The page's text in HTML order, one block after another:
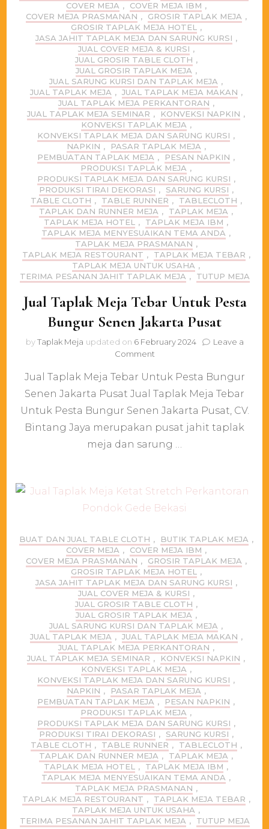
COVER MEJA , COVER MEJA IBM ,
COVER MEJA PRASMANAN , GROSIR TAPLAK MEJA ,
GROSIR TAPLAK MEJA HOTEL
,
JASA JAHIT TAPLAK MEJA DAN SARUNG KURSI ,
JUAL COVER MEJA & KURSI ,
JUAL GROSIR TABLE CLOTH ,
JUAL GROSIR TAPLAK MEJA ,
JUAL SARUNG KURSI DAN TAPLAK MEJA ,
JUAL TAPLAK MEJA , JUAL TAPLAK MEJA MAKAN ,
JUAL TAPLAK MEJA PERKANTORAN ,
JUAL TAPLAK MEJA SEMINAR , KONVEKSI NAPKIN ,
KONVEKSI TAPLAK MEJA ,
KONVEKSI TAPLAK MEJA DAN SARUNG KURSI ,
NAPKIN , PASAR TAPLAK MEJA ,
PEMBUATAN TAPLAK MEJA , PESAN NAPKIN ,
PRODUKSI TAPLAK MEJA ,
PRODUKSI TAPLAK MEJA DAN SARUNG KURSI ,
PRODUKSI TIRAI DEKORASI , SARUNG KURSI ,
TABLE CLOTH , TABLE RUNNER , TABLECLOTH ,
TAPLAK DAN RUNNER MEJA , TAPLAK MEJA ,
TAPLAK MEJA HOTEL
, TAPLAK MEJA IBM ,
TAPLAK MEJA MENYESUAIKAN TEMA ANDA ,
TAPLAK MEJA PRASMANAN ,
TAPLAK MEJA RESTOURANT , TAPLAK MEJA TEBAR ,
TAPLAK MEJA UNTUK USAHA ,
TERIMA PESANAN JAHIT TAPLAK MEJA , TUTUP MEJA
Jual Taplak Meja Tebar Untuk Pesta
Bungur Senen Jakarta Pusat
byTaplak Meja updated on 6 February 2024
Leave a
Commenton
Taplak
Meja
Tebar
Untuk
Pesta
Senen
Jual Taplak Meja Tebar Untuk Pesta Bungur
Senen Jakarta Pusat Jual Taplak Meja Tebar
Untuk Pesta Bungur Senen Jakarta Pusat, CV.
Bintang Jaya merupakan pusat jahit taplak
meja dan sarung …
BUAT DAN JUAL TABLE CLOTH , BUTIK TAPLAK MEJA ,
COVER MEJA , COVER MEJA IBM ,
COVER MEJA PRASMANAN , GROSIR TAPLAK MEJA ,
GROSIR TAPLAK MEJA HOTEL
,
JASA JAHIT TAPLAK MEJA DAN SARUNG KURSI ,
JUAL COVER MEJA & KURSI ,
JUAL GROSIR TABLE CLOTH ,
JUAL GROSIR TAPLAK MEJA ,
JUAL SARUNG KURSI DAN TAPLAK MEJA ,
JUAL TAPLAK MEJA , JUAL TAPLAK MEJA MAKAN ,
JUAL TAPLAK MEJA PERKANTORAN ,
JUAL TAPLAK MEJA SEMINAR , KONVEKSI NAPKIN ,
KONVEKSI TAPLAK MEJA ,
KONVEKSI TAPLAK MEJA DAN SARUNG KURSI ,
NAPKIN , PASAR TAPLAK MEJA ,
PEMBUATAN TAPLAK MEJA , PESAN NAPKIN ,
PRODUKSI TAPLAK MEJA ,
PRODUKSI TAPLAK MEJA DAN SARUNG KURSI ,
PRODUKSI TIRAI DEKORASI , SARUNG KURSI ,
TABLE CLOTH , TABLE RUNNER , TABLECLOTH ,
TAPLAK DAN RUNNER MEJA , TAPLAK MEJA ,
TAPLAK MEJA HOTEL
, TAPLAK MEJA IBM ,
TAPLAK MEJA MENYESUAIKAN TEMA ANDA ,
TAPLAK MEJA PRASMANAN ,
TAPLAK MEJA RESTOURANT , TAPLAK MEJA TEBAR ,
TAPLAK MEJA UNTUK USAHA ,
TERIMA PESANAN JAHIT TAPLAK MEJA , TUTUP MEJA